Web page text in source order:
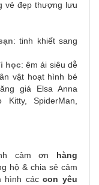
vẻ đẹp thượng lưu
: tinh khiết sang
học: êm ái siêu dễ
vật hoạt hình bé
giá Elsa Anna
Kitty, SpiderMan,
cảm ơn
hàng
hộ & chia sẻ cảm
hình cáccon yêu